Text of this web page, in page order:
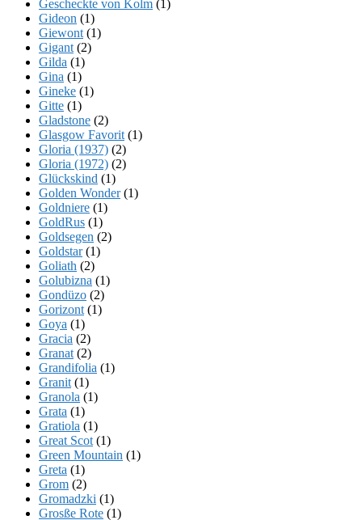
Gescheckte von Kolm (1)
Gideon (1)
Giewont (1)
Gigant (2)
Gilda (1)
Gina (1)
Gineke (1)
Gitte (1)
Gladstone (2)
Glasgow Favorit (1)
Gloria (1937) (2)
Gloria (1972) (2)
Glückskind (1)
Golden Wonder(1)
Goldniere (1)
GoldRus (1)
Goldsegen (2)
Goldstar(1)
Goliath (2)
Golubizna (1)
Gondüzo (2)
Gorizont (1)
Goya (1)
Gracia (2)
Granat (2)
Grandifolia (1)
Granit (1)
Granola (1)
Grata (1)
Gratiola (1)
Great Scot (1)
Green Mountain (1)
Greta (1)
Grom (2)
Gromadzki (1)
Grosße Rote (1)